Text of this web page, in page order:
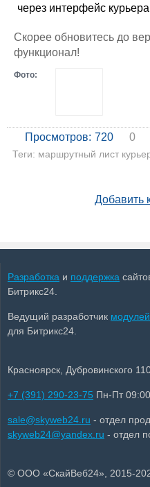
через интерфейс
Скорее обновитесь до
функционал!
Фото:
Просмотров: 720 0
Теги: маршрутный лист
Добавить
Разработка и поддержка
Битрикс24.
Ведущий разработчик модулей
для Битрикс24.
Красноярск, Дубровинского
+7 (391) 290-23-75 Пн-Пт
sale@skyweb24.ru - отдел
skyweb24@yandex.ru - отдел
© ООО «СкайВеб24», 2015-